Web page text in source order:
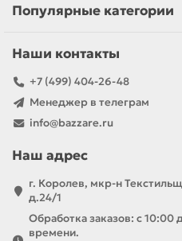
Популярные категории
Наши контакты
+7 (499) 404-26-48
Менеджер в телеграм
info@bazzare.ru
Наш адрес
г. Королев, мкр-н
д.24/1
Обработка заказов: с 10:00
времени.